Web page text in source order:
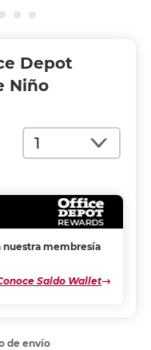
Depot
Niño
Cantidad
nuestra membresía
Saldo Wallet
de envío